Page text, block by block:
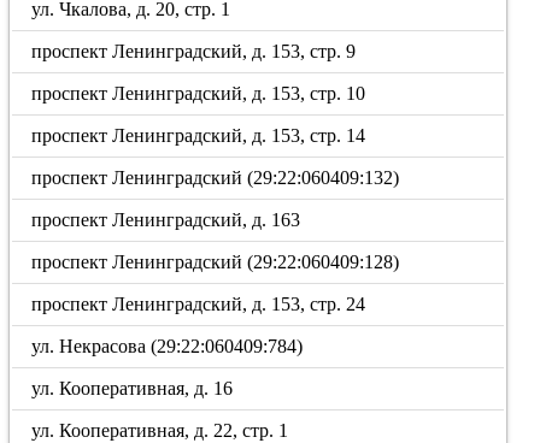
ул. Чкалова, д. 20, стр. 1
проспект Ленинградский, д. 153, стр. 9
проспект Ленинградский, д. 153, стр. 10
проспект Ленинградский, д. 153, стр. 14
проспект Ленинградский (29:22:060409:132)
проспект Ленинградский, д. 163
проспект Ленинградский (29:22:060409:128)
проспект Ленинградский, д. 153, стр. 24
ул. Некрасова (29:22:060409:784)
ул. Кооперативная, д. 16
ул. Кооперативная, д. 22, стр. 1